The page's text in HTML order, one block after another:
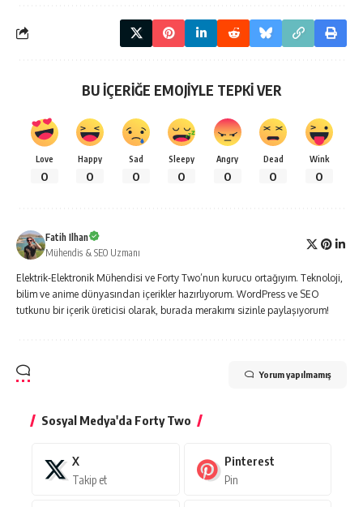
BU İÇERİĞE EMOJİYLE TEPKİ VER
Love
0
Happy
0
Sad
0
Sleepy
0
Angry
0
Dead
0
Wink
0
Fatih Ilhan
Mühendis & SEO Uzmanı
Elektrik-Elektronik Mühendisi ve Forty Two’nun kurucu ortağıyım. Teknoloji,
bilim ve anime dünyasından içerikler hazırlıyorum. WordPress ve SEO
tutkunu bir içerik üreticisi olarak, burada merakımı sizinle paylaşıyorum!
Yorum yapılmamış
Sosyal Medya'da Forty Two
X
Takip et
Pinterest
Pin